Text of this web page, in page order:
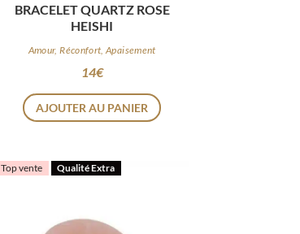
BRACELET QUARTZ ROSE
HEISHI
Amour, Réconfort, Apaisement
14€
AJOUTER AU PANIER
Top vente Qualité Extra